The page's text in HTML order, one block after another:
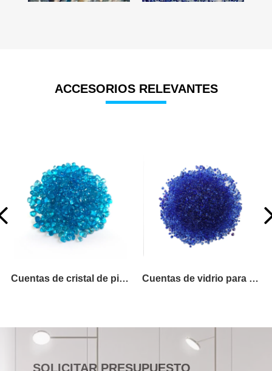
ACCESORIOS RELEVANTES
Cuentas de vidrio mezcladas Cuentas de vidrio para piscinas de Andamán
SOLICITAR PRESUPUESTO